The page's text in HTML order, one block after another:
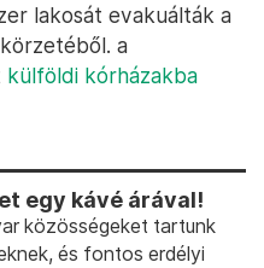
lakosát evakuálták a
a
külföldi kórházakba
egy kávé árával!
közösségeket tartunk
és fontos erdélyi